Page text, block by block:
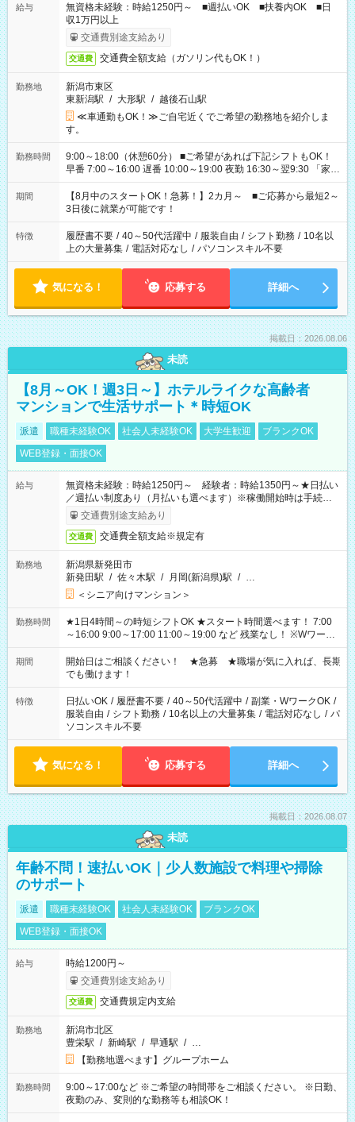
給与
無資格未経験：時給1250円～ ■週払いOK ■扶養内OK ■日
収1万円以上
交通費別途支給あり
交通費 交通費全額支給（ガソリン代もOK！）
勤務地
新潟市東区
東新潟駅 / 大形駅 / 越後石山駅
≪車通勤もOK！≫ご自宅近くでご希望の勤務地を紹介しま
す。
勤務時間
9:00～18:00（休憩60分） ■ご希望があれば下記シフトもOK！
早番 7:00～16:00 遅番 10:00～19:00 夜勤 16:30～翌9:30 「家族
と休みを合わせたい」 「余裕を持って夕飯の準備がしたい」
「できれば残業はしたくない」 など、ご希望を教えてください
ね。 ※Wワーク希望の方へ 今ご覧のお仕事で希望する勤務時間
と、もう1つのお仕事の勤務時間。 合計で週40時間を超える場
合は応募できません。
期間
【8月中のスタートOK！急募！】2カ月～ ■ご応募から最短2～
3日後に就業が可能です！
特徴 履歴書不要 / 40～50代活躍中 / 服装自由 / シフト勤務 / 10名以
上の大量募集 / 電話対応なし / パソコンスキル不要
気になる！ 応募する 詳細へ
掲載日：2026.08.06
未読
【8月～OK！週3日～】ホテルライクな高齢者
マンションで生活サポート＊時短OK
派遣 職種未経験OK 社会人未経験OK 大学生歓迎
ブランクOK
WEB登録・面接OK
給与
無資格未経験：時給1250円～ 経験者：時給1350円～★日払い
／週払い制度あり（月払いも選べます）※稼働開始時は手続き完
了次第のお支払いとなります。
交通費別途支給あり
交通費 交通費全額支給※規定有
勤務地
新潟県新発田市
新発田駅 / 佐々木駅 / 月岡(新潟県)駅 / …
＜シニア向けマンション＞
勤務時間
★1日4時間～の時短シフトOK ★スタート時間選べます！ 7:00
～16:00 9:00～17:00 11:00～19:00 など 残業なし！ ※Wワーク
の場合、他のお仕事と合わせ週40時間超の就業はご案内できま
せん ※法令に基づき、週20時間以上勤務は社会保険への加入対
象となります ※労働者派遣法（日雇い派遣の原則禁止）によ
り、短時間・短期間の就業はご案内が難しい場合があります
期間
開始日はご相談ください！ ★急募 ★職場が気に入れば、長期
でも働けます！
特徴 日払いOK / 履歴書不要 / 40～50代活躍中 / 副業・WワークOK /
服装自由 / シフト勤務 / 10名以上の大量募集 / 電話対応なし / パ
ソコンスキル不要
気になる！ 応募する 詳細へ
掲載日：2026.08.07
未読
年齢不問！速払いOK｜少人数施設で料理や掃除
のサポート
派遣 職種未経験OK 社会人未経験OK
ブランクOK
WEB登録・面接OK
給与
時給1200円～
交通費別途支給あり
交通費 交通費規定内支給
勤務地
新潟市北区
豊栄駅 / 新崎駅 / 早通駅 / …
【勤務地選べます】グループホーム
勤務時間
9:00～17:00など ※ご希望の時間帯をご相談ください。 ※日勤、
夜勤のみ、変則的な勤務等も相談OK！